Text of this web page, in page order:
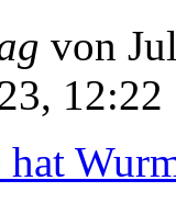
von
12:22
hat